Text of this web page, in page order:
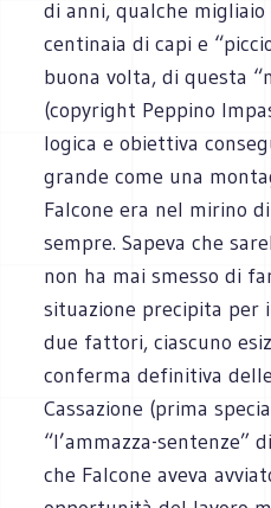
di anni, qualche
centinaia di capi e
buona volta, di questa
(copyright Peppino
logica e obiettiva
grande come una
Falcone era nel mirino
sempre. Sapeva che
non ha mai smesso di
situazione precipita
due fattori, ciascuno
conferma definitiva
Cassazione (prima
“l’ammazza-sentenze”
che Falcone aveva